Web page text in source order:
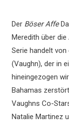
Der Böser Affe
Meredith über
Serie handelt
(Vaughn), der in
hineingezogen
Bahamas
Vaughns Co-
Natalie Martinez